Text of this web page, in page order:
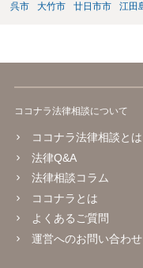
呉市
大竹市 廿日市市 江田
ココナラ法律相談について
ココナラ法律相談とは
法律Q&A
法律相談コラム
ココナラとは
よくあるご質問
運営へのお問い合わせ